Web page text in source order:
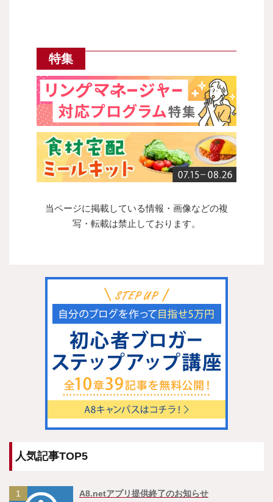
特集
当ページに掲載している情報・画像などの複
写・転載は禁止しております。
人気記事TOP5
1 A8.netアプリ提供終了のお知らせ